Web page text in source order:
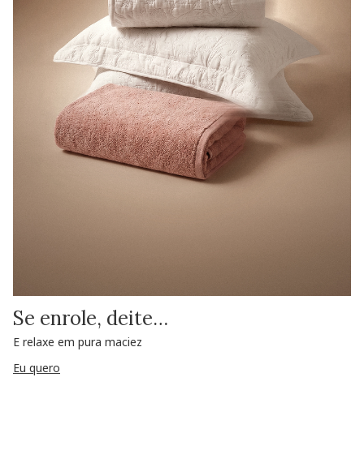
Se enrole, deite…
E relaxe em pura maciez
Eu quero